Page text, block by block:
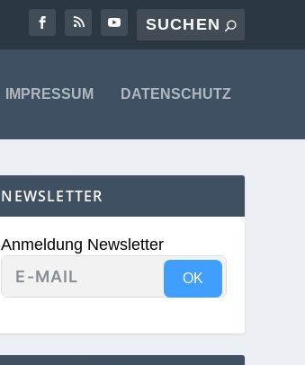
IMPRESSUM DATENSCHUTZ
NEWSLETTER
Anmeldung Newsletter
OK